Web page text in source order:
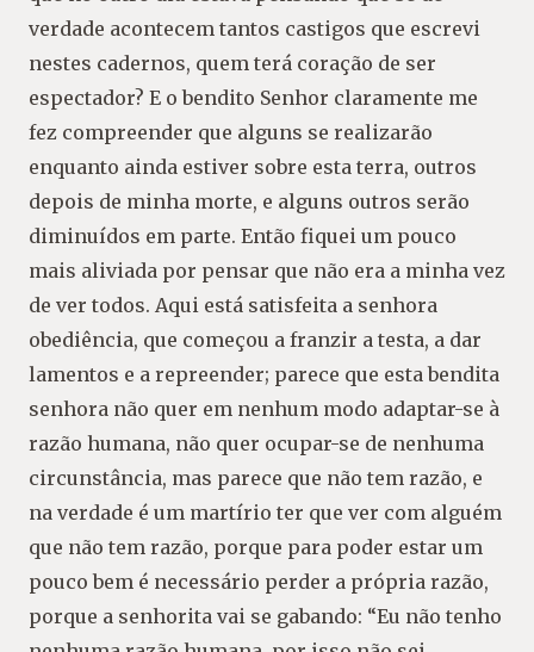
verdade acontecem tantos castigos que escrevi
nestes cadernos, quem terá coração de ser
espectador? E o bendito Senhor claramente me
fez compreender que alguns se realizarão
enquanto ainda estiver sobre esta terra, outros
depois de minha morte, e alguns outros serão
diminuídos em parte. Então fiquei um pouco
mais aliviada por pensar que não era a minha vez
de ver todos. Aqui está satisfeita a senhora
obediência, que começou a franzir a testa, a dar
lamentos e a repreender; parece que esta bendita
senhora não quer em nenhum modo adaptar-se à
razão humana, não quer ocupar-se de nenhuma
circunstância, mas parece que não tem razão, e
na verdade é um martírio ter que ver com alguém
que não tem razão, porque para poder estar um
pouco bem é necessário perder a própria razão,
porque a senhorita vai se gabando: “Eu não tenho